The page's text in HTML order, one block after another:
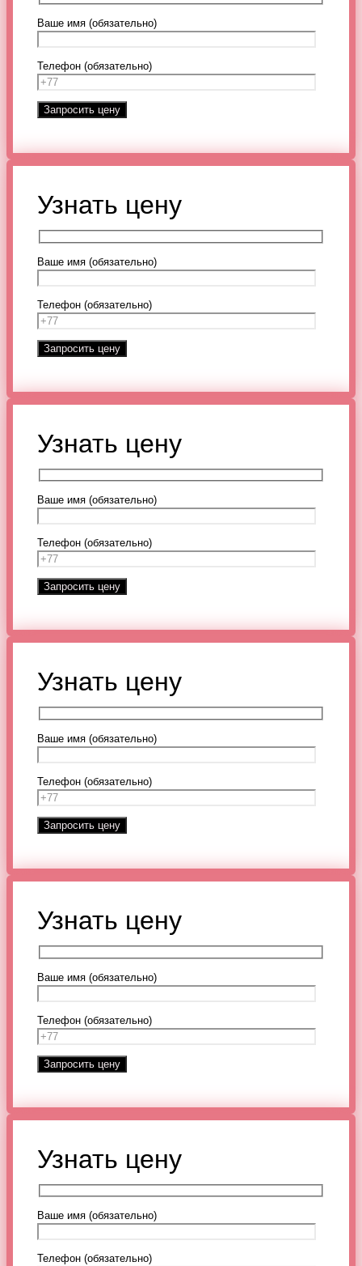
Ваше имя (обязательно)
Телефон (обязательно)
Узнать цену
Ваше имя (обязательно)
Телефон (обязательно)
Узнать цену
Ваше имя (обязательно)
Телефон (обязательно)
Узнать цену
Ваше имя (обязательно)
Телефон (обязательно)
Узнать цену
Ваше имя (обязательно)
Телефон (обязательно)
Узнать цену
Ваше имя (обязательно)
Телефон (обязательно)